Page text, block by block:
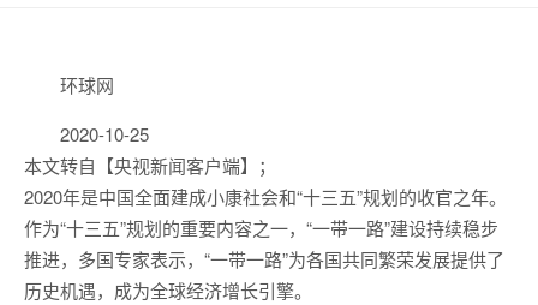
环球网
2020-10-25
本文转自【央视新闻客户端】；
2020年是中国全面建成小康社会和“十三五”规划的收官之年。
作为“十三五”规划的重要内容之一，“一带一路”建设持续稳步
推进，多国专家表示，“一带一路”为各国共同繁荣发展提供了
历史机遇，成为全球经济增长引擎。